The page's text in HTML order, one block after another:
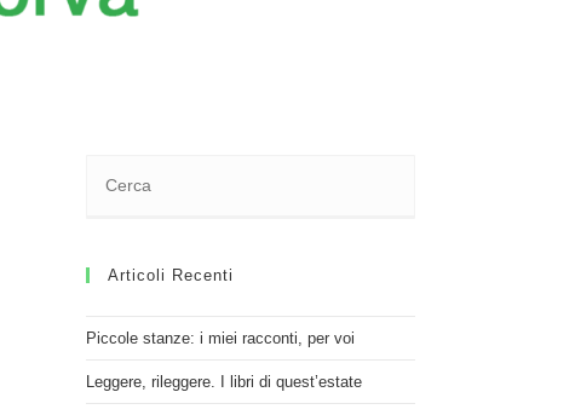
Articoli Recenti
Piccole stanze: i miei racconti, per voi
Leggere, rileggere. I libri di quest’estate